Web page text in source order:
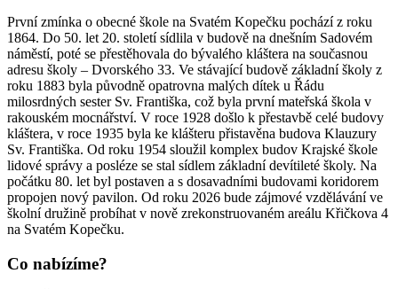
První zmínka o obecné škole na Svatém Kopečku pochází z roku
1864. Do 50. let 20. století sídlila v budově na dnešním Sadovém
náměstí, poté se přestěhovala do bývalého kláštera na současnou
adresu školy – Dvorského 33. Ve stávající budově základní školy z
roku 1883 byla původně opatrovna malých dítek u Řádu
milosrdných sester Sv. Františka, což byla první mateřská škola v
rakouském mocnářství. V roce 1928 došlo k přestavbě celé budovy
kláštera, v roce 1935 byla ke klášteru přistavěna budova Klauzury
Sv. Františka. Od roku 1954 sloužil komplex budov Krajské škole
lidové správy a posléze se stal sídlem základní devítileté školy. Na
počátku 80. let byl postaven a s dosavadními budovami koridorem
propojen nový pavilon. Od roku 2026 bude zájmové vzdělávání ve
školní družině probíhat v nově zrekonstruovaném areálu Křičkova 4
na Svatém Kopečku.
Co nabízíme?